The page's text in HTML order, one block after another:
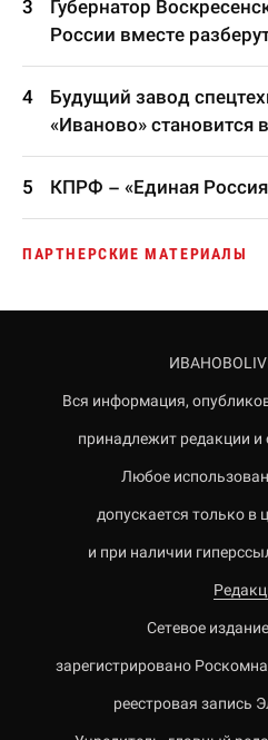
Губернатор
России вместе
Будущий завод
«Иваново» становится
КПРФ – «Единая
ПАРТНЕРСКИЕ МАТЕРИАЛЫ
Вся информация,
принадлежит редакции и
Любое
допускается только в
и при наличии
Сетевое
зарегистрировано
реестровая запись